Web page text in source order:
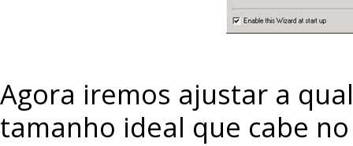
Agora iremos ajustar a
tamanho ideal que cabe no